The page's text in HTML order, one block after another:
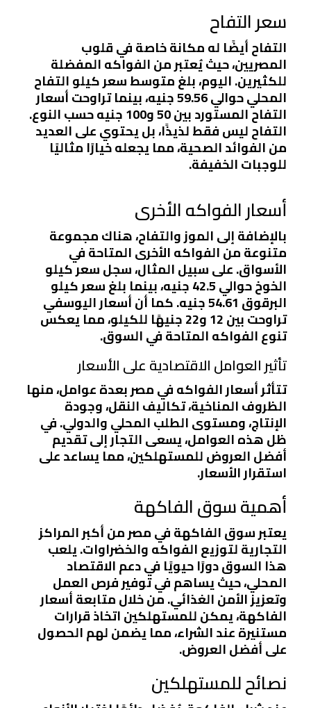
سعر التفاح
التفاح أيضًا له مكانة خاصة في قلوب
المصريين، حيث يُعتبر من الفواكه المفضلة
للكثيرين. اليوم، بلغ متوسط سعر كيلو التفاح
المحلي حوالي 59.56 جنيه، بينما تراوحت أسعار
التفاح المستورد بين 50 و100 جنيه حسب النوع.
التفاح ليس فقط لذيذًا، بل يحتوي على العديد
من الفوائد الصحية، مما يجعله خيارًا مثاليًا
للوجبات الخفيفة.
أسعار الفواكه الأخرى
بالإضافة إلى الموز والتفاح، هناك مجموعة
متنوعة من الفواكه الأخرى المتاحة في
الأسواق. على سبيل المثال، سجل سعر كيلو
الخوخ حوالي 42.5 جنيه، بينما بلغ سعر كيلو
البرقوق 54.61 جنيه. كما أن أسعار اليوسفي
تراوحت بين 12 و22 جنيهًا للكيلو، مما يعكس
تنوع الفواكه المتاحة في السوق.
تأثير العوامل الاقتصادية على الأسعار
تتأثر أسعار الفواكه في مصر بعدة عوامل، منها
الظروف المناخية، تكاليف النقل، وجودة
الإنتاج، ومستوى الطلب المحلي والدولي. في
ظل هذه العوامل، يسعى التجار إلى تقديم
أفضل العروض للمستهلكين، مما يساعد على
استقرار الأسعار.
أهمية سوق الفاكهة
يعتبر سوق الفاكهة في مصر من أكبر المراكز
التجارية لتوزيع الفواكه والخضراوات. يلعب
هذا السوق دورًا حيويًا في دعم الاقتصاد
المحلي، حيث يساهم في توفير فرص العمل
وتعزيز الأمن الغذائي. من خلال متابعة أسعار
الفاكهة، يمكن للمستهلكين اتخاذ قرارات
مستنيرة عند الشراء، مما يضمن لهم الحصول
على أفضل العروض.
نصائح للمستهلكين